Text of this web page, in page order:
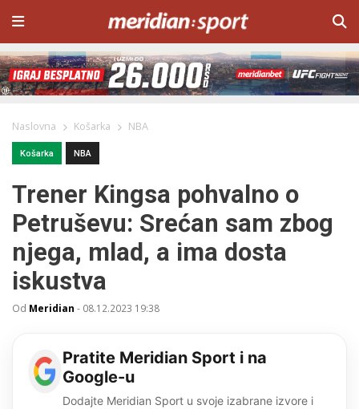
Naslovna Košarka NBA
Košarka NBA
Trener Kingsa pohvalno o
Petruševu: Srećan sam zbog
njega, mlad, a ima dosta
iskustva
Od Meridian - 08.12.2023 19:38
Pratite Meridian Sport i na
Google-u
Dodajte Meridian Sport u svoje izabrane izvore i